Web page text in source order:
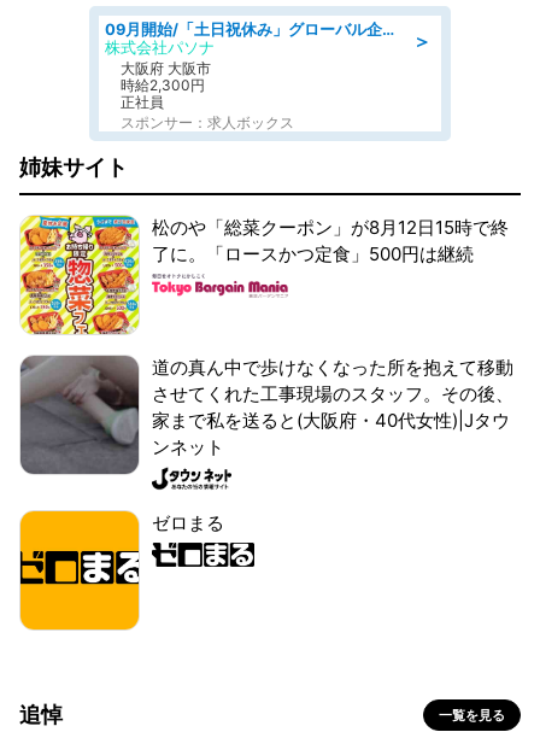
＞
09月開始/「土日祝休み」グローバル企業での産業保健のお仕事/保健師/高時給/残業なし/服装自由
株式会社パソナ
大阪府 大阪市
時給2,300円
正社員
スポンサー：求人ボックス
姉妹サイト
松のや「総菜クーポン」が8月12日15時で終
了に。「ロースかつ定食」500円は継続
道の真ん中で歩けなくなった所を抱えて移動
させてくれた工事現場のスタッフ。その後、
家まで私を送ると(大阪府・40代女性)|Jタウ
ンネット
ゼロまる
追悼 一覧を見る